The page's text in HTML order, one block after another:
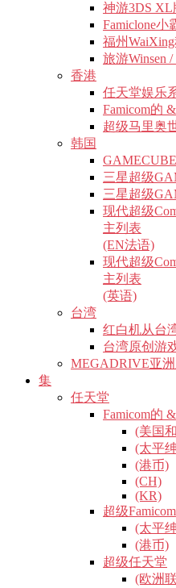
神游3DS XL
Famiclone小
福州
旅游Winsen
香港
任天堂娱乐
Famicom的
超级马里奥
韩国
三星超级
三星超级
现代超级
主列表
(EN法语)
现代超级
主列表
(英语)
台湾
红白机从台
台湾原创游
MEGADRIVE亚洲
集
任天堂
Famicom的
(美国
(太平
(港币)
(CH)
(KR)
超级Famicom
(太平
(港币)
超级任天堂
(欧洲